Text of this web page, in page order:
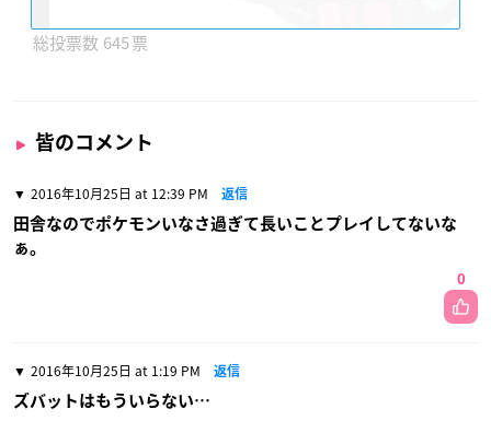
645
皆のコメント
2016年10月25日 at 12:39 PM 返信
田舎なのでポケモンいなさ過ぎて長いことプレイしてないな
ぁ。
0
2016年10月25日 at 1:19 PM 返信
ズバットはもういらない…